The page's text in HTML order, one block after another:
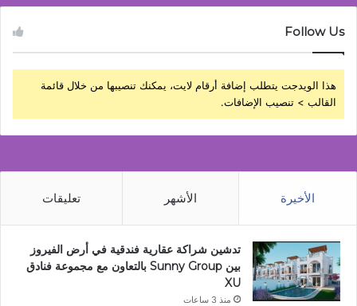
Follow Us
هذا الويدجت يتطلب إضافة أرقام لايت، يمكنك تنصيبها من خلال قائمة
القالب > تنصيب الإضافات.
الأخيرة الأشهر تعليقات
تدشين شراكة عقارية فندقية في أرض الفيروز
بين Sunny Group بالتعاون مع مجموعة فنادق
XU
منذ 3 ساعات